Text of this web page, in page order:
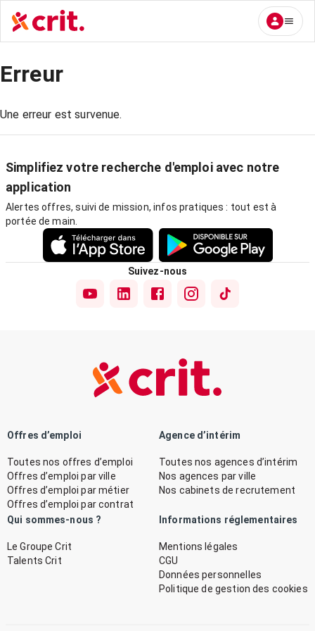
Erreur
Une erreur est survenue.
Simplifiez votre recherche d'emploi avec notre
application
Alertes offres, suivi de mission, infos pratiques : tout est à
portée de main.
Suivez-nous
Offres d’emploi
Toutes nos offres d’emploi
Offres d’emploi par ville
Offres d’emploi par métier
Offres d’emploi par contrat
Agence d’intérim
Toutes nos agences d’intérim
Nos agences par ville
Nos cabinets de recrutement
Qui sommes-nous ?
Le Groupe Crit
Talents Crit
Informations réglementaires
Mentions légales
CGU
Données personnelles
Politique de gestion des cookies